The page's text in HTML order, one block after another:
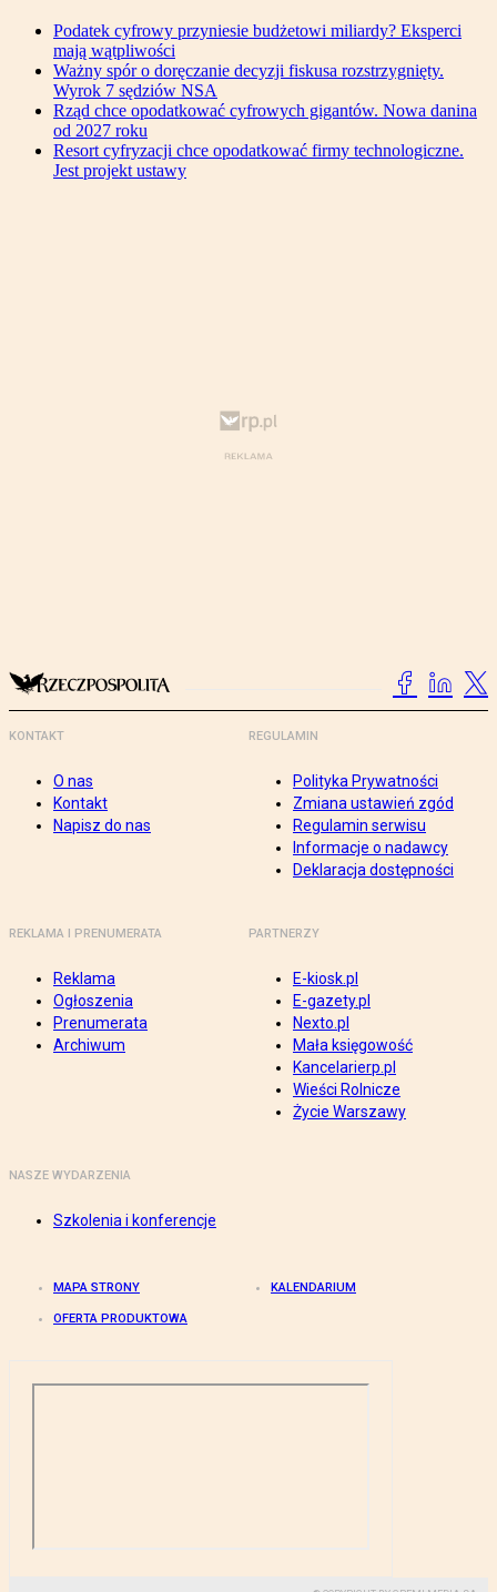
Podatek cyfrowy przyniesie budżetowi miliardy? Eksperci
mają wątpliwości
Ważny spór o doręczanie decyzji fiskusa rozstrzygnięty.
Wyrok 7 sędziów NSA
Rząd chce opodatkować cyfrowych gigantów. Nowa danina
od 2027 roku
Resort cyfryzacji chce opodatkować firmy technologiczne.
Jest projekt ustawy
KONTAKT
O nas
Kontakt
Napisz do nas
REGULAMIN
Polityka Prywatności
Zmiana ustawień zgód
Regulamin serwisu
Informacje o nadawcy
Deklaracja dostępności
REKLAMA I PRENUMERATA
Reklama
Ogłoszenia
Prenumerata
Archiwum
PARTNERZY
E-kiosk.pl
E-gazety.pl
Nexto.pl
Mała księgowość
Kancelarierp.pl
Wieści Rolnicze
Życie Warszawy
NASZE WYDARZENIA
Szkolenia i konferencje
MAPA STRONY KALENDARIUM
OFERTA PRODUKTOWA